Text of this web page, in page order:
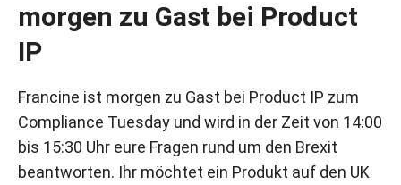
morgen zu Gast bei Product
IP
Francine ist morgen zu Gast bei Product IP zum
Compliance Tuesday und wird in der Zeit von 14:00
bis 15:30 Uhr eure Fragen rund um den Brexit
beantworten. Ihr möchtet ein Produkt auf den UK